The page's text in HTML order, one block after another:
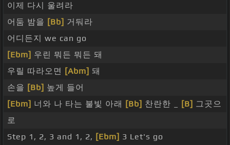
이제 다시 울려라
어둠 밤을 [Bb] 거둬라
어디든지 we can go
[Ebm] 우린 뭐든 뭐든 돼
우릴 따라오면 [Abm] 돼
손을 [Bb] 높게 들어
[Ebm] 너와 나 타는 불빛 아래 [Bb] 찬란한 _ [B] 그곳으
로
Step 1, 2, 3 and 1, 2, [Ebm] 3 Let's go